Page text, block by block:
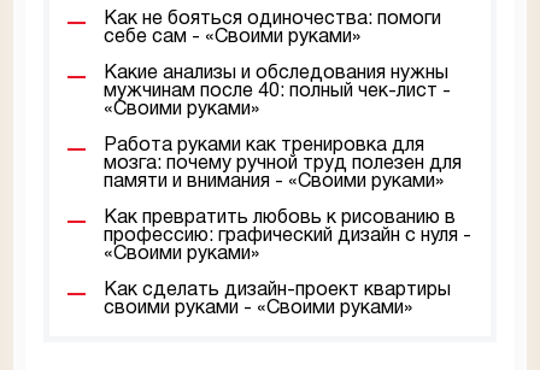
Как не бояться одиночества: помоги
себе сам - «Своими руками»
Какие анализы и обследования нужны
мужчинам после 40: полный чек-лист -
«Своими руками»
Работа руками как тренировка для
мозга: почему ручной труд полезен для
памяти и внимания - «Своими руками»
Как превратить любовь к рисованию в
профессию: графический дизайн с нуля -
«Своими руками»
Как сделать дизайн-проект квартиры
своими руками - «Своими руками»